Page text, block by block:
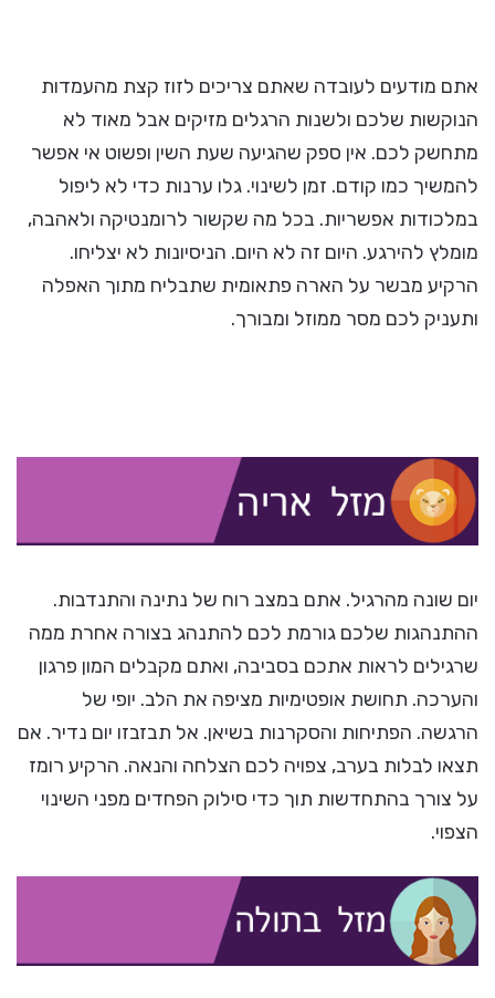
אתם מודעים לעובדה שאתם צריכים לזוז קצת מהעמדות
הנוקשות שלכם ולשנות הרגלים מזיקים אבל מאוד לא
מתחשק לכם. אין ספק שהגיעה שעת השין ופשוט אי אפשר
להמשיך כמו קודם. זמן לשינוי. גלו ערנות כדי לא ליפול
במלכודות אפשריות. בכל מה שקשור לרומנטיקה ולאהבה,
מומלץ להירגע. היום זה לא היום. הניסיונות לא יצליחו.
הרקיע מבשר על הארה פתאומית שתבליח מתוך האפלה
ותעניק לכם מסר ממוזל ומבורך.
יום שונה מהרגיל. אתם במצב רוח של נתינה והתנדבות.
ההתנהגות שלכם גורמת לכם להתנהג בצורה אחרת ממה
שרגילים לראות אתכם בסביבה, ואתם מקבלים המון פרגון
והערכה. תחושת אופטימיות מציפה את הלב. יופי של
הרגשה. הפתיחות והסקרנות בשיאן. אל תבזבזו יום נדיר. אם
תצאו לבלות בערב, צפויה לכם הצלחה והנאה. הרקיע רומז
על צורך בהתחדשות תוך כדי סילוק הפחדים מפני השינוי
הצפוי.